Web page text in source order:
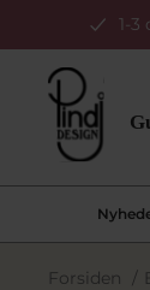
1-3
Forsiden /